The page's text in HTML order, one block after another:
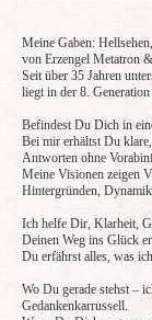
Meine Gaben:
von Erzengel Metatron
Seit über 35 Jahren
liegt in der 8.
Befindest Du Dich in
Bei mir erhältst Du
Antworten ohne
Meine Visionen zeigen
Hintergründen,
Ich helfe Dir, Klarheit,
Deinen Weg ins Glück
Du erfährst alles, was
Wo Du gerade stehst –
Gedankenkarrussell.